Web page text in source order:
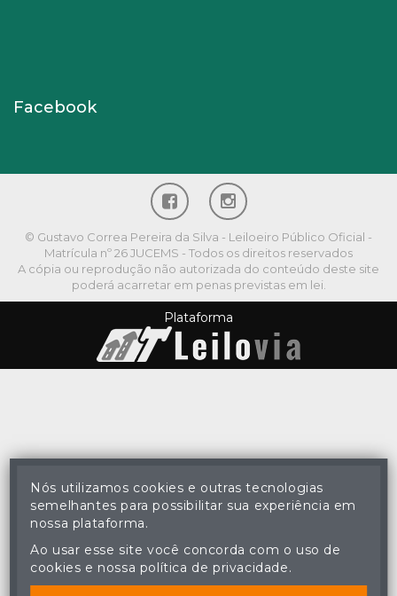
Facebook
© Gustavo Correa Pereira da Silva - Leiloeiro Público Oficial -
Matrícula nº 26 JUCEMS - Todos os direitos reservados
A cópia ou reprodução não autorizada do conteúdo deste site
poderá acarretar em penas previstas em lei.
Plataforma
Nós utilizamos cookies e outras tecnologias
semelhantes para possibilitar sua experiência em
nossa plataforma.
Ao usar esse site você concorda com o uso de
cookies e nossa política de privacidade.